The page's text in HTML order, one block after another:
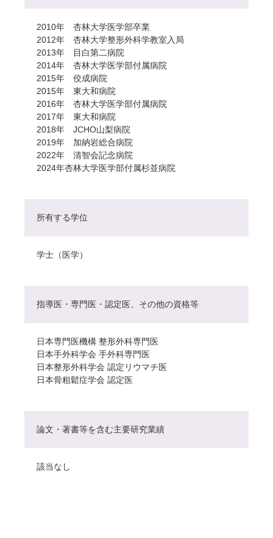
2010年 杏林大学医学部卒業
2012年 杏林大学整形外科学教室入局
2013年 目白第二病院
2014年 杏林大学医学部付属病院
2015年 佼成病院
2015年 東大和病院
2016年 杏林大学医学部付属病院
2017年 東大和病院
2018年 JCHO山梨病院
2019年 加納岩総合病院
2022年 清智会記念病院
2024年杏林大学医学部付属杉並病院
所有する学位
学士（医学）
指導医・専門医・認定医、その他の資格等
日本専門医機構 整形外科専門医
日本手外科学会 手外科専門医
日本整形外科学会 認定リウマチ医
日本骨粗鬆症学会 認定医
論文・著書等を含む主要研究業績
該当なし